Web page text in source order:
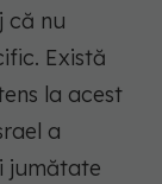
că nu
Există
la acest
a
jumătate